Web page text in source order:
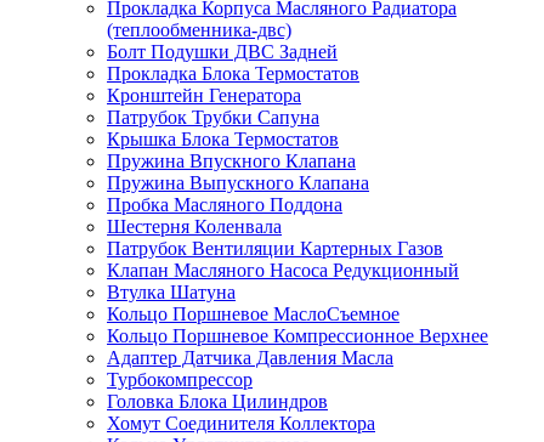
Прокладка Корпуса Масляного Радиатора
(теплообменника-двс)
Болт Подушки ДВС Задней
Прокладка Блока Термостатов
Кронштейн Генератора
Патрубок Трубки Сапуна
Крышка Блока Термостатов
Пружина Впускного Клапана
Пружина Выпускного Клапана
Пробка Масляного Поддона
Шестерня Коленвала
Патрубок Вентиляции Картерных Газов
Клапан Масляного Насоса Редукционный
Втулка Шатуна
Кольцо Поршневое МаслоСъемное
Кольцо Поршневое Компрессионное Верхнее
Адаптер Датчика Давления Масла
Турбокомпрессор
Головка Блока Цилиндров
Хомут Соединителя Коллектора